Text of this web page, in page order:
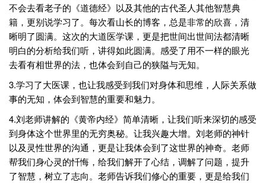
不会去看老子的《道德经》以及其他的古代圣人其他智慧典
籍，更别说学习了。每次看山长的博客，总是非常的欣喜，清
晰明了圆满。这次的大道医学课，更是把世间出世间法都清晰
明白的分析给我们听，讲得如此圆满。感受了用不一样的眼光
去看有相世界的法，也体会到自己的狭隘与无知。
3.学习了大医课，也让我感受到我们对身体和思维，人际关系做
事的无知，体会到智慧的重要和魅力。
4.刘老师讲解的《黄帝内经》简单清晰，让我们听来深切的感受
到身体这个世界里的无穷奥秘。让我兴趣大增。刘老师的神针
以及灵性世界的沟通，更是让我体会到了这世界的神奇。老师
帮我们身心灵的忏悔，给我们解开了心结，调解了问题，提升
了智慧，树立了志向。老师告诉我们修心的重要，更是给我们